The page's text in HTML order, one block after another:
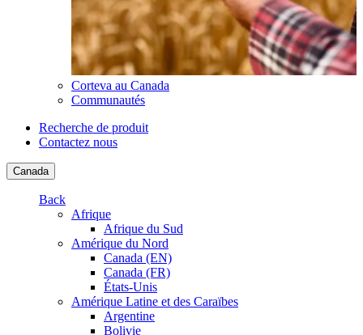
Corteva au Canada
Communautés
Recherche de produit
Contactez nous
Canada
Back
Afrique
Afrique du Sud
Amérique du Nord
Canada (EN)
Canada (FR)
États-Unis
Amérique Latine et des Caraïbes
Argentine
Bolivie